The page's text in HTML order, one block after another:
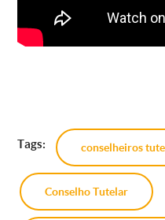
Tags: conselheiros
Conselho Tutelar